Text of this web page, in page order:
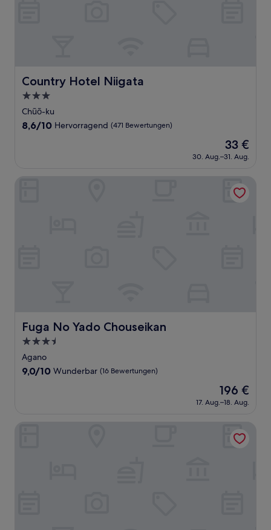
Country Hotel Niigata
Country Hotel Niigata
3.0-
Sterne-
Unterkunft
Chūō-ku
8.6
Bewertungen)
8,6/10 Hervorragend (471 Bewertungen)
Der
Preis
beträgt
33 €
30. Aug.–31. Aug.
Fuga No Yado Chouseikan
Fuga No Yado Chouseikan
3.5-
Sterne-
Unterkunft
Agano
9.0
Bewertungen)
9,0/10 Wunderbar (16 Bewertungen)
Der
Preis
beträgt
196 €
17. Aug.–18. Aug.